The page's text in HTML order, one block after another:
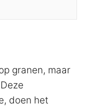
granen, maar
doen het